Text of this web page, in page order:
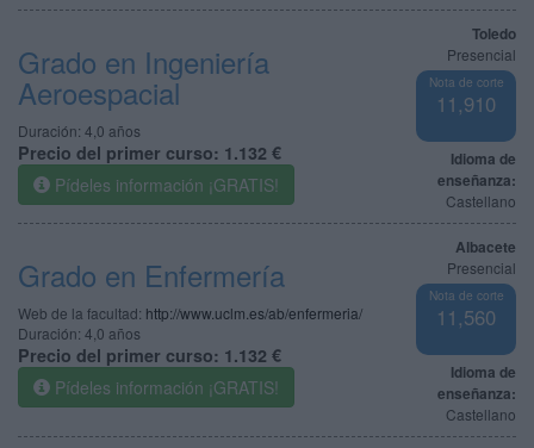
Toledo
Presencial
Nota de corte
11,910
Idioma de
enseñanza:
Castellano
Grado en Ingeniería
Aeroespacial
Duración: 4,0 años
Precio del primer curso: 1.132 €
Pídeles información ¡GRATIS!
Albacete
Presencial
Nota de corte
11,560
Idioma de
enseñanza:
Castellano
Grado en Enfermería
Web de la facultad: http://www.uclm.es/ab/enfermeria/
Duración: 4,0 años
Precio del primer curso: 1.132 €
Pídeles información ¡GRATIS!